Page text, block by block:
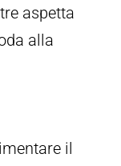
aspetta
alla
il